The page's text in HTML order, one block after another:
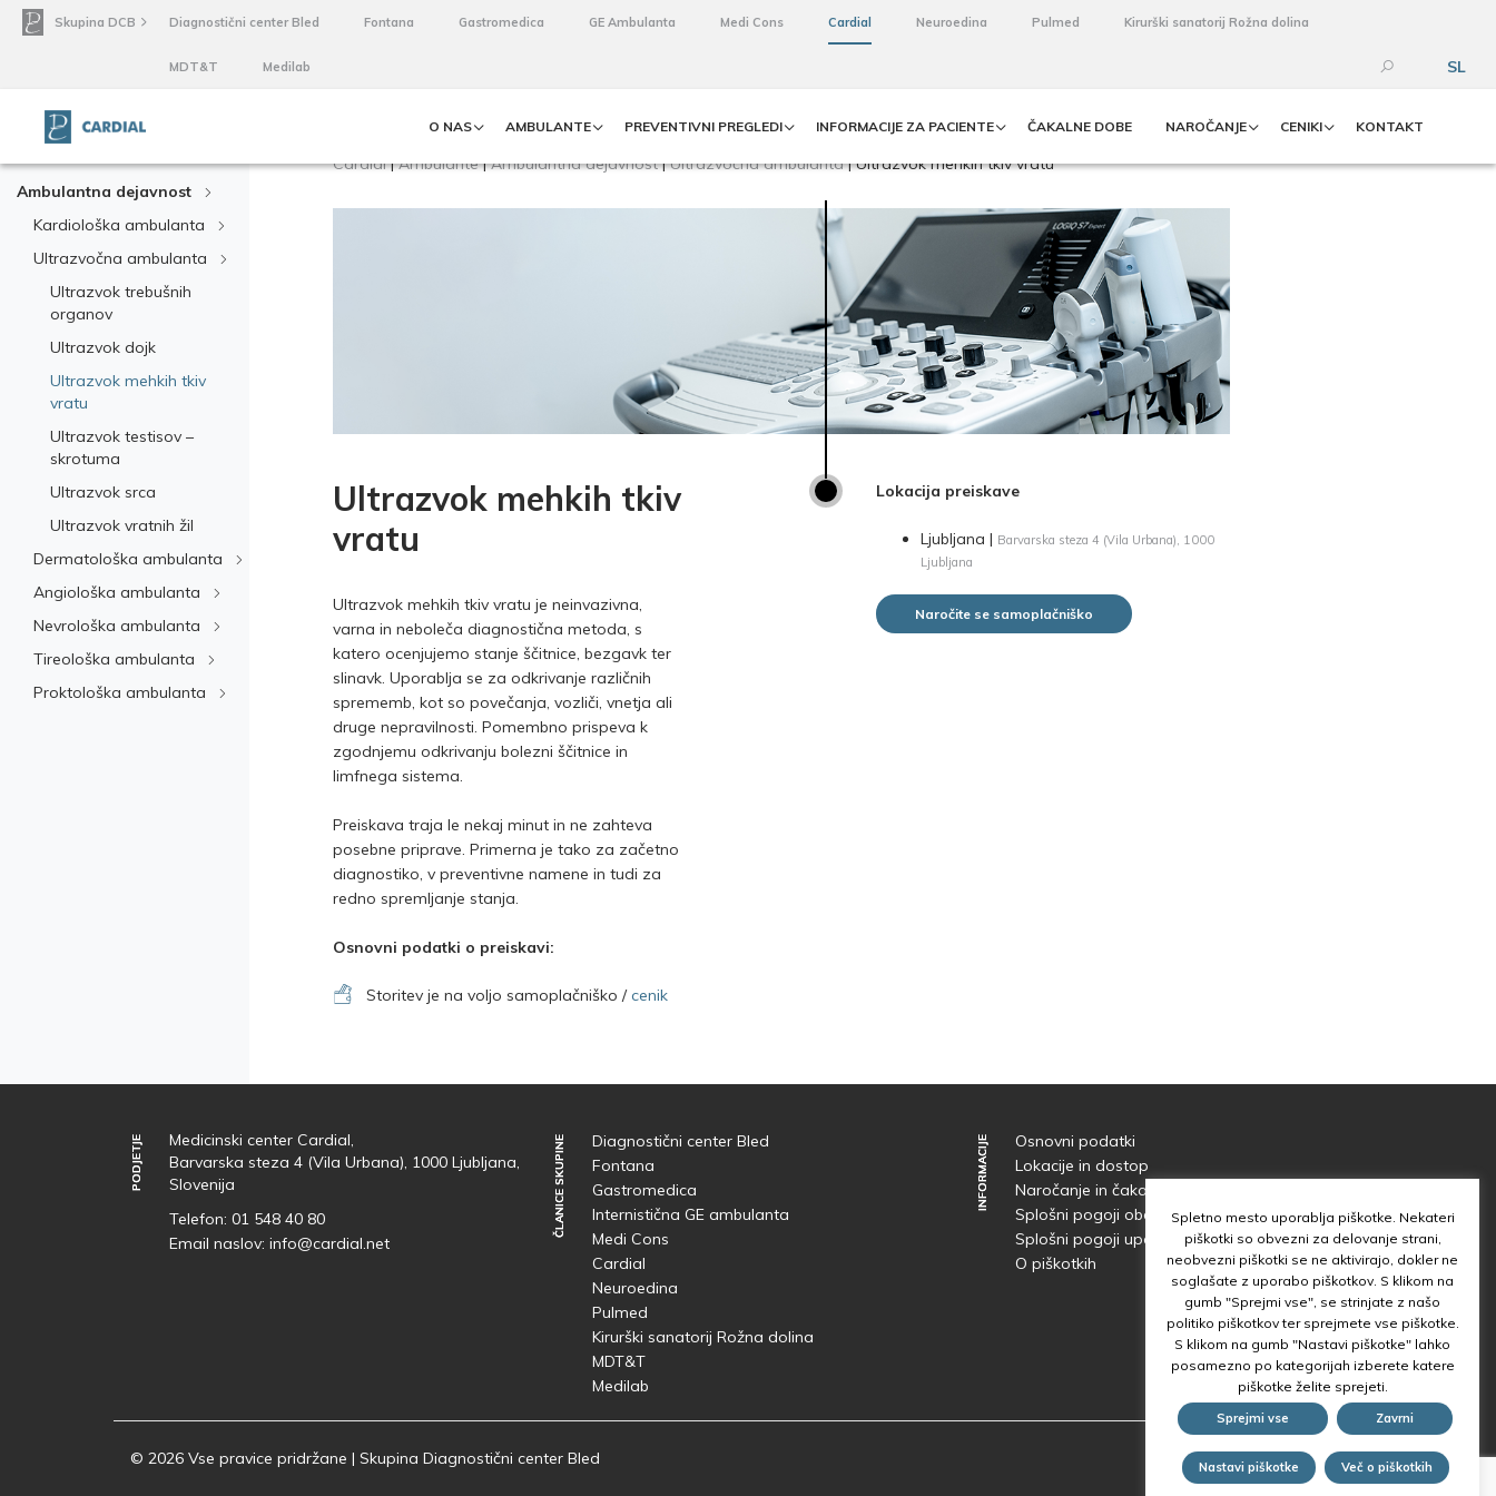
Skupina DCB Diagnostični center Bled Fontana Gastromedica GE Ambulanta Medi Cons Cardial Neuroedina Pulmed Kirurški sanatorij Rožna dolina
MDT&T Medilab SL
O NAS AMBULANTE PREVENTIVNI PREGLEDI INFORMACIJE ZA PACIENTE ČAKALNE DOBE NAROČANJE CENIKI KONTAKT
Ambulantna dejavnost
Kardiološka ambulanta
Ultrazvočna ambulanta
Ultrazvok trebušnih
organov
Ultrazvok dojk
Ultrazvok mehkih tkiv
vratu
Ultrazvok testisov –
skrotuma
Ultrazvok srca
Ultrazvok vratnih žil
Dermatološka ambulanta
Angiološka ambulanta
Nevrološka ambulanta
Tireološka ambulanta
Proktološka ambulanta
Cardial|Ambulante|Ambulantna dejavnost|Ultrazvočna ambulanta|Ultrazvok mehkih tkiv vratu
Ultrazvok mehkih tkiv
vratu
Ultrazvok mehkih tkiv vratu je neinvazivna,
varna in neboleča diagnostična metoda, s
katero ocenjujemo stanje ščitnice, bezgavk ter
slinavk. Uporablja se za odkrivanje različnih
sprememb, kot so povečanja, vozliči, vnetja ali
druge nepravilnosti. Pomembno prispeva k
zgodnjemu odkrivanju bolezni ščitnice in
limfnega sistema.
Preiskava traja le nekaj minut in ne zahteva
posebne priprave. Primerna je tako za začetno
diagnostiko, v preventivne namene in tudi za
redno spremljanje stanja.
Osnovni podatki o preiskavi:
Storitev je na voljo samoplačniško /cenik
Lokacija preiskave
Ljubljana | Barvarska steza 4 (Vila Urbana), 1000
Ljubljana
Naročite se samoplačniško
PODJETJE
PODJETJE
Medicinski center Cardial,
Barvarska steza 4 (Vila Urbana), 1000 Ljubljana,
Slovenija
Telefon: 01 548 40 80
Email naslov: info@cardial.net
ČLANICE SKUPINE
ČLANICE SKUPINE
Diagnostični center Bled
Fontana
Gastromedica
Internistična GE ambulanta
Medi Cons
Cardial
Neuroedina
Pulmed
Kirurški sanatorij Rožna dolina
MDT&T
Medilab
INFORMACIJE
INFORMACIJE
Osnovni podatki
Lokacije in dostop
Naročanje in čakalne dobe
Splošni pogoji obdelave osebnih podatkov
Splošni pogoji uporabe spletnega mesta
O piškotkih
© 2026 Vse pravice pridržane | Skupina Diagnostični center Bled Izdelava:
Spletno mesto uporablja piškotke. Nekateri
piškotki so obvezni za delovanje strani,
neobvezni piškotki se ne aktivirajo, dokler ne
soglašate z uporabo piškotkov. S klikom na
gumb "Sprejmi vse", se strinjate z našo
politiko piškotkov ter sprejmete vse piškotke.
S klikom na gumb "Nastavi piškotke" lahko
posamezno po kategorijah izberete katere
piškotke želite sprejeti.
Sprejmi vse Zavrni
Nastavi piškotke Več o piškotkih